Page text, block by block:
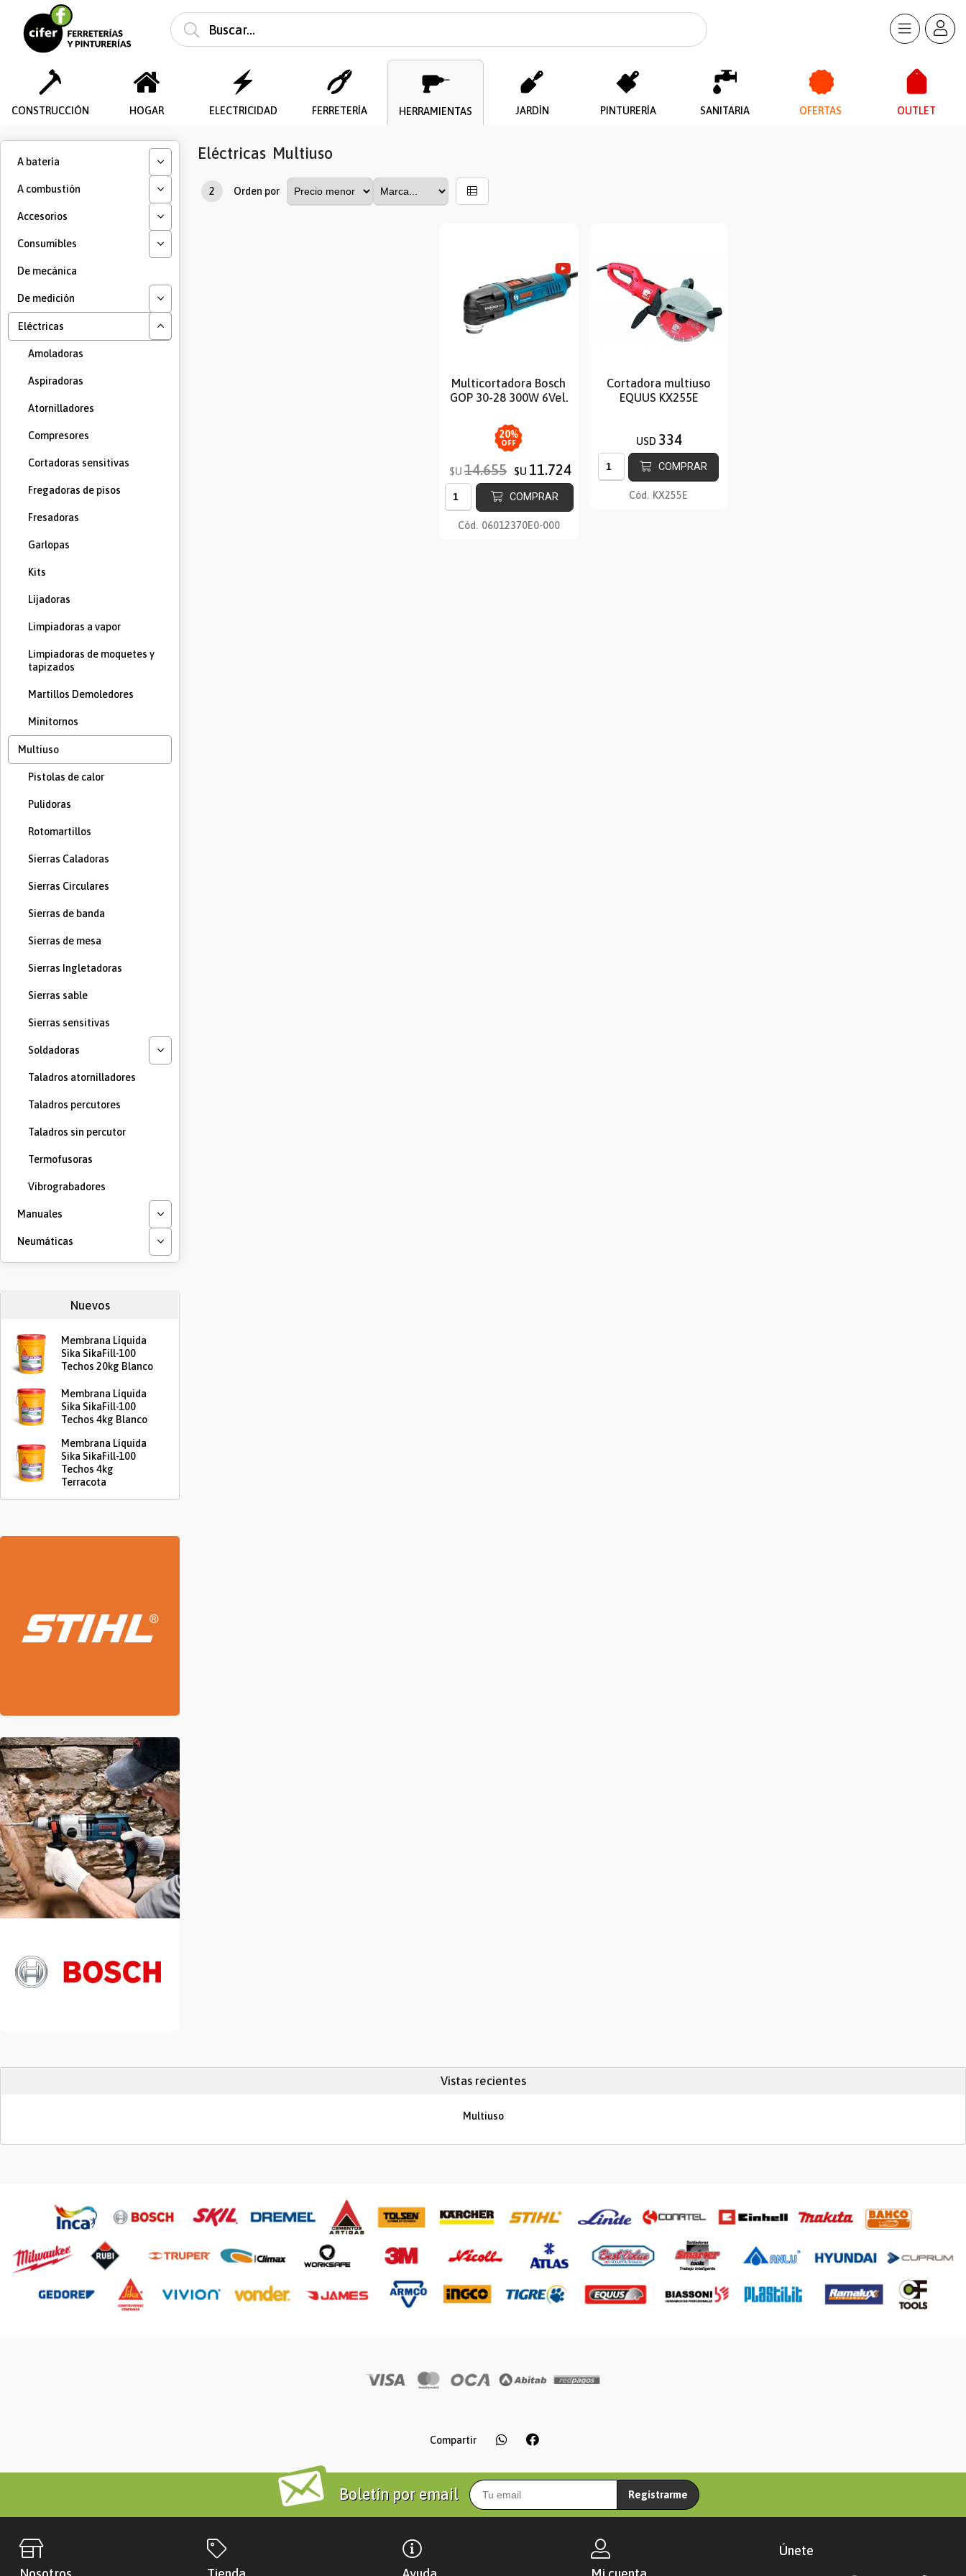
CONSTRUCCIÓN HOGAR ELECTRICIDAD FERRETERÍA HERRAMIENTAS JARDÍN PINTURERÍA SANITARIA OFERTAS OUTLET
Eléctricas Multiuso
2 Orden por
Multicortadora Bosch
GOP 30-28 300W 6Vel.
20%
OFF
$U 14.655 $U 11.724
COMPRAR
Cód. 06012370E0-000
Cortadora multiuso
EQUUS KX255E
USD 334
COMPRAR
Cód. KX255E
A batería
A combustión
Accesorios
Consumibles
De mecánica
De medición
Eléctricas
Amoladoras
Aspiradoras
Atornilladores
Compresores
Cortadoras sensitivas
Fregadoras de pisos
Fresadoras
Garlopas
Kits
Lijadoras
Limpiadoras a vapor
Limpiadoras de moquetes y
tapizados
Martillos Demoledores
Minitornos
Multiuso
Pistolas de calor
Pulidoras
Rotomartillos
Sierras Caladoras
Sierras Circulares
Sierras de banda
Sierras de mesa
Sierras Ingletadoras
Sierras sable
Sierras sensitivas
Soldadoras
Taladros atornilladores
Taladros percutores
Taladros sin percutor
Termofusoras
Vibrograbadores
Manuales
Neumáticas
Nuevos
Membrana Líquida
Sika SikaFill-100
Techos 20kg Blanco
Membrana Líquida
Sika SikaFill-100
Techos 4kg Blanco
Membrana Líquida
Sika SikaFill-100
Techos 4kg
Terracota
Vistas recientes
Multiuso
Compartir
Boletín por email Registrarme
Únete